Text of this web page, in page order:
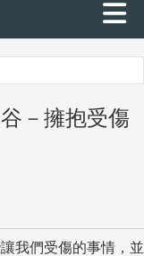
－擁抱受傷
我們受傷的事情，並